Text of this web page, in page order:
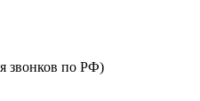
звонков по РФ)